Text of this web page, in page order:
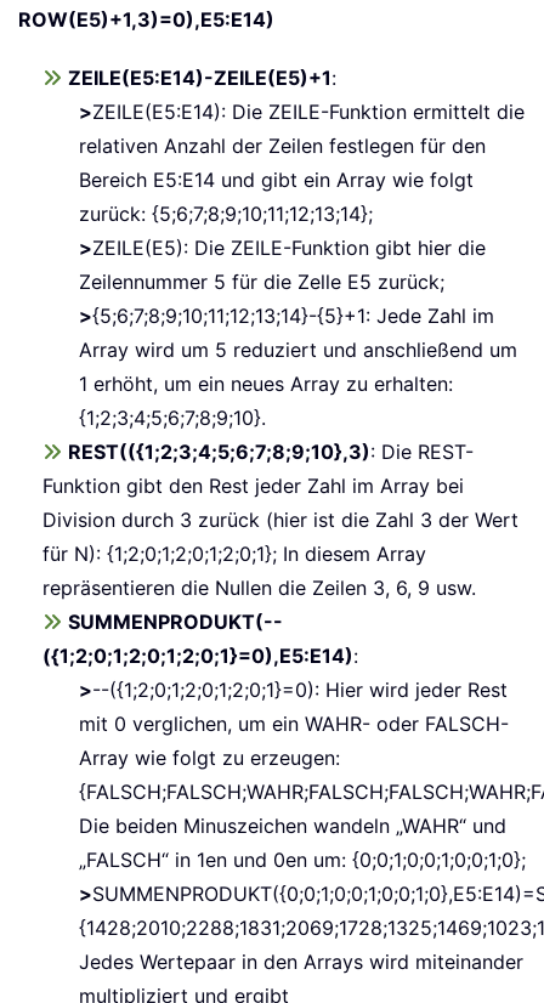
ROW(E5)+1,3)=0),E5:E14)
ZEILE(E5:E14)-ZEILE(E5)+1:
>ZEILE(E5:E14): Die ZEILE-Funktion ermittelt die
relativen Anzahl der Zeilen festlegen für den
Bereich E5:E14 und gibt ein Array wie folgt
zurück: {5;6;7;8;9;10;11;12;13;14};
>ZEILE(E5): Die ZEILE-Funktion gibt hier die
Zeilennummer 5 für die Zelle E5 zurück;
>{5;6;7;8;9;10;11;12;13;14}-{5}+1: Jede Zahl im
Array wird um 5 reduziert und anschließend um
1 erhöht, um ein neues Array zu erhalten:
{1;2;3;4;5;6;7;8;9;10}.
REST(({1;2;3;4;5;6;7;8;9;10},3): Die REST-
Funktion gibt den Rest jeder Zahl im Array bei
Division durch 3 zurück (hier ist die Zahl 3 der Wert
für N): {1;2;0;1;2;0;1;2;0;1}; In diesem Array
repräsentieren die Nullen die Zeilen 3, 6, 9 usw.
SUMMENPRODUKT(--
({1;2;0;1;2;0;1;2;0;1}=0),E5:E14):
>--({1;2;0;1;2;0;1;2;0;1}=0): Hier wird jeder Rest
mit 0 verglichen, um ein WAHR- oder FALSCH-
Array wie folgt zu erzeugen:
Die beiden Minuszeichen wandeln „WAHR“ und
„FALSCH“ in 1en und 0en um: {0;0;1;0;0;1;0;0;1;0};
>
Jedes Wertepaar in den Arrays wird miteinander
multipliziert und ergibt